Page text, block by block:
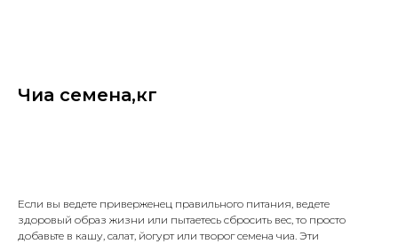
Чиа семена,кг
Если вы ведете приверженец правильного питания, ведете
здоровый образ жизни или пытаетесь сбросить вес, то просто
добавьте в кашу, салат, йогурт или творог семена чиа. Эти